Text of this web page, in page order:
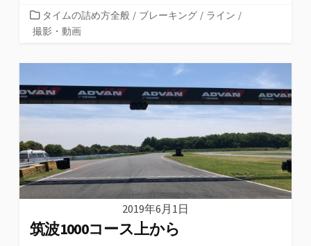
カ
テ
リ
タイムの詰め方全般 / ブレーキング / ライン /
撮影・動画
2019年6月1日
筑波1000コース上から